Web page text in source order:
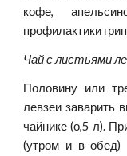
кофе,
профилактики
Чай с листьями
Половину или
левзеи заварить
чайнике (о,5 л).
(утром и в обед)